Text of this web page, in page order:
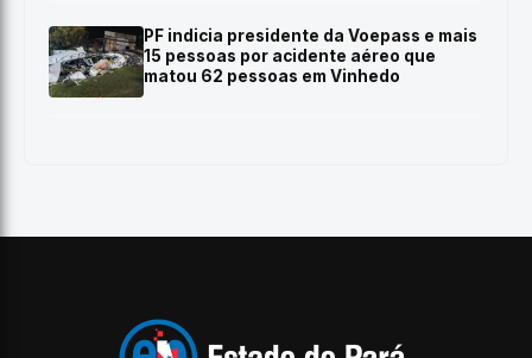
PF indicia presidente da Voepass e mais
15 pessoas por acidente aéreo que
matou 62 pessoas em Vinhedo